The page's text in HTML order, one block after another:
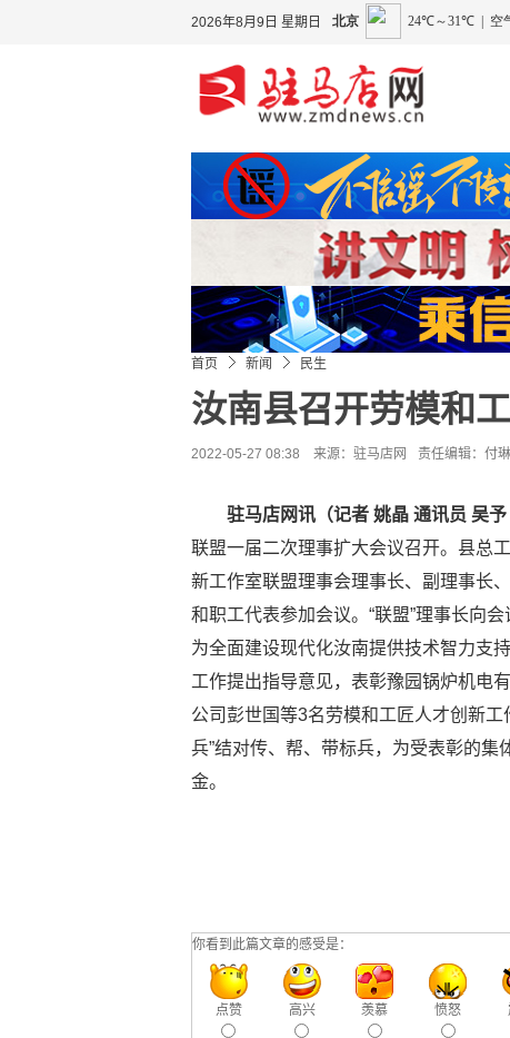
2026年8月9日 星期日
首页 新闻 民生
汝南县召开劳模和
2022-05-27 08:38 来源： 驻马店网 责任编辑：付琳
驻马店网讯（记者 姚晶 通讯员 吴予
联盟一届二次理事扩大会议召开。县总
新工作室联盟理事会理事长、副理事长
和职工代表参加会议。“联盟”理事长向
为全面建设现代化汝南提供技术智力支
工作提出指导意见，表彰豫园锅炉机电
公司彭世国等3名劳模和工匠人才创新
兵”结对传、帮、带标兵，为受表彰的
金。
你看到此篇文章的感受是：
点赞 高兴 羡慕 愤怒